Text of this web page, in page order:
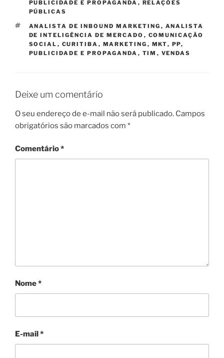
PUBLICIDADE E PROPAGANDA , RELAÇÕES
PÚBLICAS
TAGS
ANALISTA DE INBOUND MARKETING , ANALISTA
DE INTELIGÊNCIA DE MERCADO , COMUNICAÇÃO
SOCIAL , CURITIBA , MARKETING , MKT, PP,
PUBLICIDADE E PROPAGANDA , TIM , VENDAS
Deixe um comentário
O seu endereço de e-mail não será publicado. Campos
obrigatórios são marcados com *
Comentário*
Nome*
E-mail*